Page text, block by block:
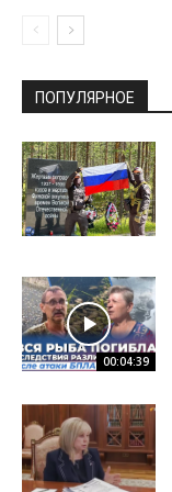
ПОПУЛЯРНОЕ
00:04:39